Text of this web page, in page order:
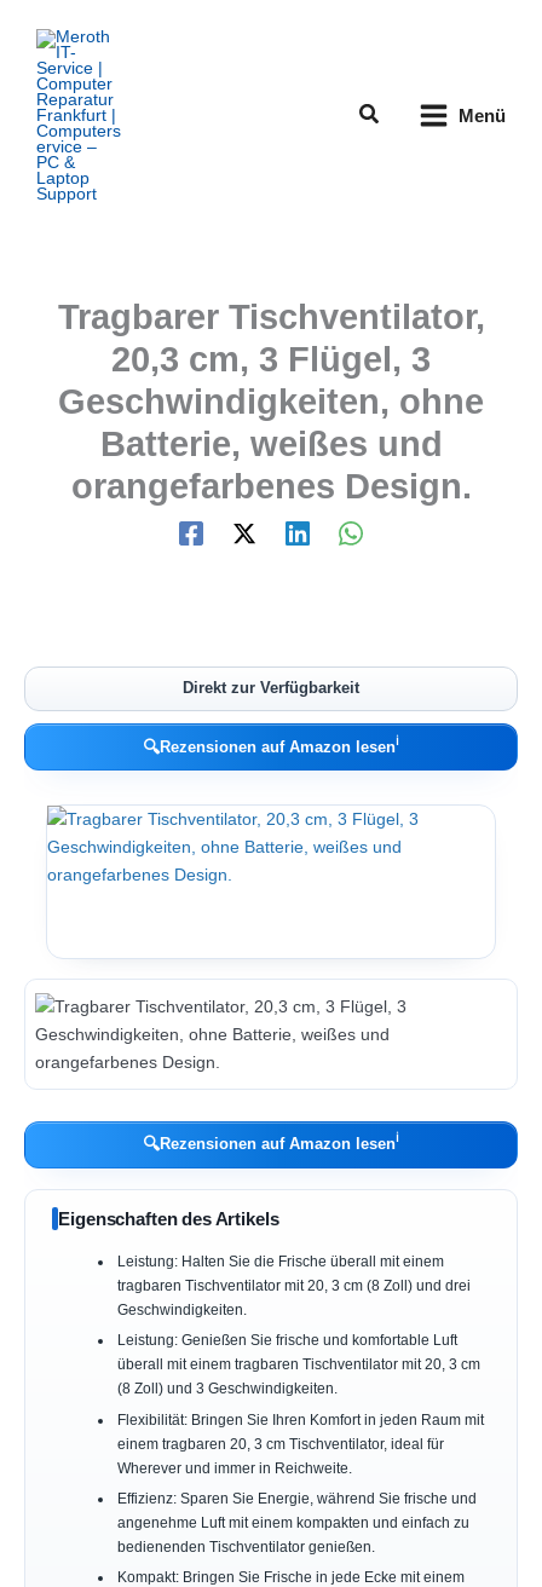
Inhalt
springen
Suchen Menü
Tragbarer Tischventilator,
20,3 cm, 3 Flügel, 3
Geschwindigkeiten, ohne
Batterie, weißes und
orangefarbenes Design.
Direkt zur Verfügbarkeit
🔍Rezensionen auf Amazon lesenℹ︎
🔍Rezensionen auf Amazon lesenℹ︎
Eigenschaften des Artikels
Leistung: Halten Sie die Frische überall mit einem
tragbaren Tischventilator mit 20, 3 cm (8 Zoll) und drei
Geschwindigkeiten.
Leistung: Genießen Sie frische und komfortable Luft
überall mit einem tragbaren Tischventilator mit 20, 3 cm
(8 Zoll) und 3 Geschwindigkeiten.
Flexibilität: Bringen Sie Ihren Komfort in jeden Raum mit
einem tragbaren 20, 3 cm Tischventilator, ideal für
Wherever und immer in Reichweite.
Effizienz: Sparen Sie Energie, während Sie frische und
angenehme Luft mit einem kompakten und einfach zu
bedienenden Tischventilator genießen.
Kompakt: Bringen Sie Frische in jede Ecke mit einem